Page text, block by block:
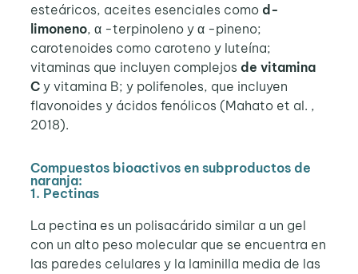
esteáricos, aceites esenciales como d-
limoneno, α -terpinoleno y α -pineno;
carotenoides como caroteno y luteína;
vitaminas que incluyen complejos de vitamina
C y vitamina B; y polifenoles, que incluyen
flavonoides y ácidos fenólicos (Mahato et al. ,
2018).
Compuestos bioactivos en subproductos de
naranja:
1. Pectinas
La pectina es un polisacárido similar a un gel
con un alto peso molecular que se encuentra en
las paredes celulares y la laminilla media de las